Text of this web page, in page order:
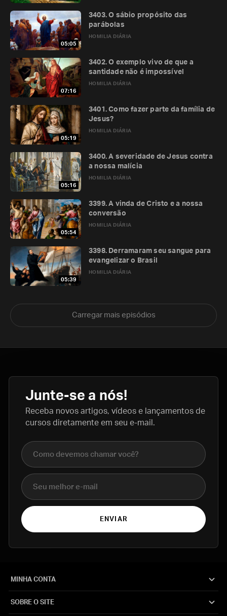
05:05
HOMILIA DIÁRIA
3403. O sábio propósito das
parábolas
07:16
HOMILIA DIÁRIA
3402. O exemplo vivo de que a
santidade não é impossível
05:19
HOMILIA DIÁRIA
3401. Como fazer parte da família de
Jesus?
05:16
HOMILIA DIÁRIA
3400. A severidade de Jesus contra
a nossa malícia
05:54
HOMILIA DIÁRIA
3399. A vinda de Cristo e a nossa
conversão
05:39
HOMILIA DIÁRIA
3398. Derramaram seu sangue para
evangelizar o Brasil
Carregar mais episódios
Junte-se a nós!
Receba novos artigos, vídeos e lançamentos de
cursos diretamente em seu e-mail.
Nome completo
E-mail
ENVIAR
MINHA CONTA
SOBRE O SITE